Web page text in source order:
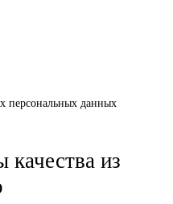
персональных данных
из